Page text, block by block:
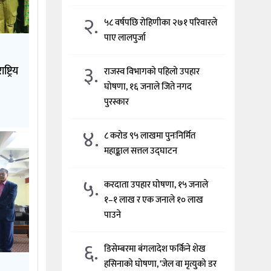
२. ५८ वर्षपछि रोहिणीका २७१ परिवारले
पाए लालपुर्जा
३. राजस्व विभागको पहिलो उपहार
घोषणा, १६ जनाले जिते नगद
पुरस्कार
४. ८ करोड ९५ लाखमा पुनःनिर्मित
महाङ्काल सत्तल उद्घाटन
५. करदाता उपहार घोषणा, १५ जनाले
१–१ लाख र एक जनाले १० लाख
पाउने
६. डिसेम्बरमा बंगलादेश फर्किने शेख
हसिनाको घोषणा, ‘जेल वा मृत्युको डर